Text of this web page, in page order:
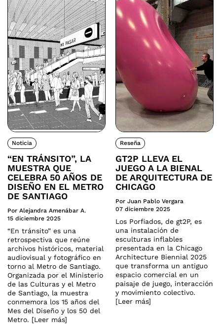
Noticia
“EN TRÁNSITO”, LA
MUESTRA QUE
CELEBRA 50 AÑOS DE
DISEÑO EN EL METRO
DE SANTIAGO
Por Alejandra Amenábar A.
15 diciembre 2025
“En tránsito” es una
retrospectiva que reúne
archivos históricos, material
audiovisual y fotográfico en
torno al Metro de Santiago.
Organizada por el Ministerio
de las Culturas y el Metro
de Santiago, la muestra
conmemora los 15 años del
Mes del Diseño y los 50 del
Metro. [Leer más]
Reseña
GT2P LLEVA EL
JUEGO A LA BIENAL
DE ARQUITECTURA DE
CHICAGO
Por Juan Pablo Vergara
07 diciembre 2025
Los Porfiados, de gt2P, es
una instalación de
esculturas inflables
presentada en la Chicago
Architecture Biennial 2025
que transforma un antiguo
espacio comercial en un
paisaje de juego, interacción
y movimiento colectivo.
[Leer más]